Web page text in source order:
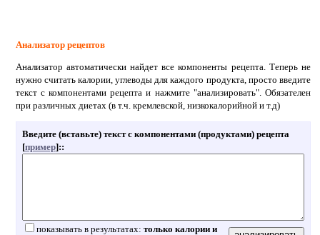
Анализатор рецептов
Анализатор автоматически найдет все компоненты рецепта. Теперь не
нужно считать калории, углеводы для каждого продукта, просто введите
текст с компонентами рецепта и нажмите "анализировать". Обязателен
при различных диетах (в т.ч. кремлевской, низкокалорийной и т.д)
Введите (вставьте) текст с компонентами (продуктами) рецепта
[пример]::
показывать в результатах: только калории и